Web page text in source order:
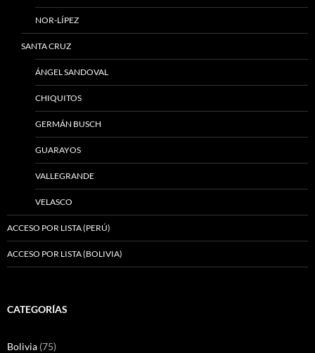
NOR-LÍPEZ
SANTA CRUZ
ÁNGEL SANDOVAL
CHIQUITOS
GERMÁN BUSCH
GUARAYOS
VALLEGRANDE
VELASCO
ACCESO POR LISTA (PERÚ)
ACCESO POR LISTA (BOLIVIA)
CATEGORÍAS
Bolivia (75)